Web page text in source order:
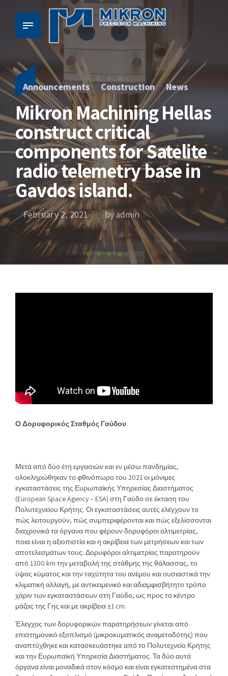
Announcements Construction News
Mikron Machining Hellas
construct critical
components for Satelite
radio telemetry base in
Gavdos island.
February 2, 2021 by admin
Ο Δορυφορικός Σταθμός Γαύδου
Μετά από δύο έτη εργασιών και εν μέσω πανδημίας,
ολοκληρώθηκαν το φθινόπωρο του 2021 οι μόνιμες
εγκαταστάσεις της Ευρωπαϊκής Υπηρεσίας Διαστήματος
(European Space Agency – ESA) στη Γαύδο σε έκταση του
Πολυτεχνείου Κρήτης. Οι εγκαταστάσεις αυτές ελέγχουν το
πώς λειτουργούν, πώς συμπεριφέρονται και πώς εξελίσσονται
διαχρονικά τα όργανα που φέρουν δορυφόροι αλτιμετρίας,
ποια είναι η αξιοπιστία και η ακρίβεια των μετρήσεων και των
αποτελεσμάτων τους. Δορυφόροι αλτιμετρίας παρατηρούν
από 1300 km την μεταβολή της στάθμης της θάλασσας, το
ύψος κύματος και την ταχύτητα του ανέμου και ουσιαστικά την
κλιματική αλλαγή, με αντικειμενικό και αδιαμφισβήτητο τρόπο
χάριν των εγκαταστάσεων στη Γαύδο, ως προς το κέντρο
μάζας της Γης και με ακρίβεια ±1 cm.
Έλεγχος των δορυφορικών παρατηρήσεων γίνεται από
επιστημονικό εξοπλισμό (μικροκυματικός αναμεταδότης) που
αναπτύχθηκε και κατασκευάστηκε από το Πολυτεχνείο Κρήτης
και την Ευρωπαϊκή Υπηρεσία Διαστήματος. Τα δύο αυτά
όργανα είναι μοναδικά στον κόσμο και είναι εγκατεστημένα στα